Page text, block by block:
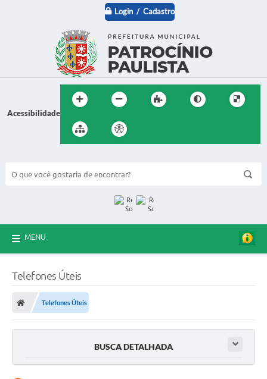
Login / Cadastro
Acessibilidade
MENU
Telefones Úteis
Telefones Úteis
BUSCA DETALHADA